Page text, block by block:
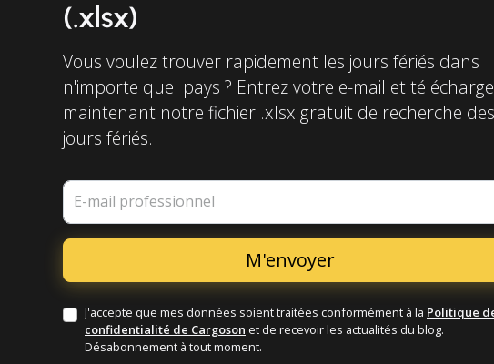
(.xlsx)
Vous voulez trouver rapidement les jours fériés dans
n'importe quel pays ? Entrez votre e-mail et
maintenant notre fichier .xlsx gratuit de recherche des
jours fériés.
E-mail professionnel
J'accepte que mes données soient traitées conformément à la Politique
confidentialité de Cargoson et de recevoir les actualités du blog.
Désabonnement à tout moment.